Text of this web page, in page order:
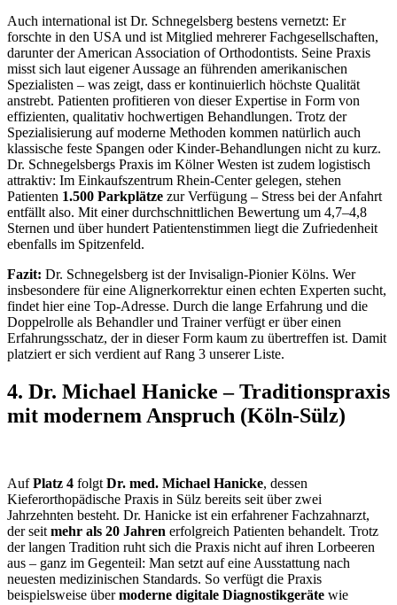
Auch international ist Dr. Schnegelsberg bestens vernetzt: Er
forschte in den USA und ist Mitglied mehrerer Fachgesellschaften,
darunter der American Association of Orthodontists. Seine Praxis
misst sich laut eigener Aussage an führenden amerikanischen
Spezialisten – was zeigt, dass er kontinuierlich höchste Qualität
anstrebt. Patienten profitieren von dieser Expertise in Form von
effizienten, qualitativ hochwertigen Behandlungen. Trotz der
Spezialisierung auf moderne Methoden kommen natürlich auch
klassische feste Spangen oder Kinder-Behandlungen nicht zu kurz.
Dr. Schnegelsbergs Praxis im Kölner Westen ist zudem logistisch
attraktiv: Im Einkaufszentrum Rhein-Center gelegen, stehen
Patienten 1.500 Parkplätze zur Verfügung – Stress bei der Anfahrt
entfällt also. Mit einer durchschnittlichen Bewertung um 4,7–4,8
Sternen und über hundert Patientenstimmen liegt die Zufriedenheit
ebenfalls im Spitzenfeld.
Fazit: Dr. Schnegelsberg ist der Invisalign-Pionier Kölns. Wer
insbesondere für eine Alignerkorrektur einen echten Experten sucht,
findet hier eine Top-Adresse. Durch die lange Erfahrung und die
Doppelrolle als Behandler und Trainer verfügt er über einen
Erfahrungsschatz, der in dieser Form kaum zu übertreffen ist. Damit
platziert er sich verdient auf Rang 3 unserer Liste.
4. Dr. Michael Hanicke – Traditionspraxis
mit modernem Anspruch (Köln-Sülz)
AufPlatz 4 folgt Dr. med. Michael Hanicke, dessen
Kieferorthopädische Praxis in Sülz bereits seit über zwei
Jahrzehnten besteht. Dr. Hanicke ist ein erfahrener Fachzahnarzt,
der seit mehr als 20 Jahren erfolgreich Patienten behandelt. Trotz
der langen Tradition ruht sich die Praxis nicht auf ihren Lorbeeren
aus – ganz im Gegenteil: Man setzt auf eine Ausstattung nach
neuesten medizinischen Standards. So verfügt die Praxis
beispielsweise übermoderne digitale Diagnostikgeräte wie